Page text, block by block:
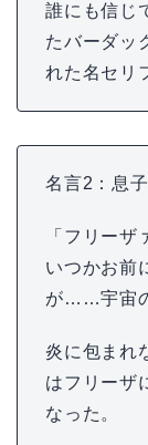
誰にも信じ
たバーダッ
れた名セリ
名言2：息
「フリー
いつかお前
が……宇宙
炎に包まれ
はフリーザ
なった。